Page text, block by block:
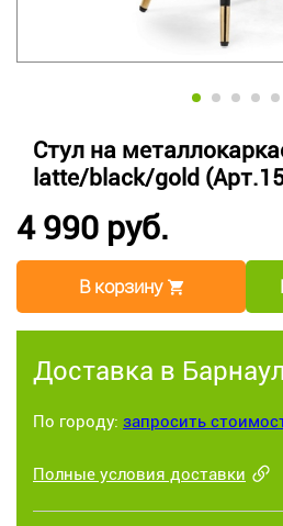
Стул на
latte/black/gold
4 990 руб.
В корзину
Доставка в
По городу: запросить
Полные условия доставки